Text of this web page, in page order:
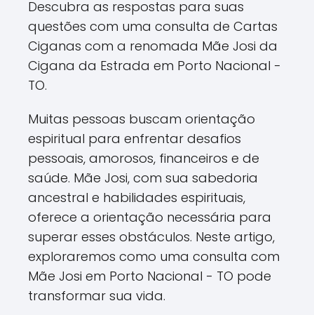
Descubra as respostas para suas
questões com uma consulta de Cartas
Ciganas com a renomada Mãe Josi da
Cigana da Estrada em Porto Nacional -
TO.
Muitas pessoas buscam orientação
espiritual para enfrentar desafios
pessoais, amorosos, financeiros e de
saúde. Mãe Josi, com sua sabedoria
ancestral e habilidades espirituais,
oferece a orientação necessária para
superar esses obstáculos. Neste artigo,
exploraremos como uma consulta com
Mãe Josi em Porto Nacional - TO pode
transformar sua vida.